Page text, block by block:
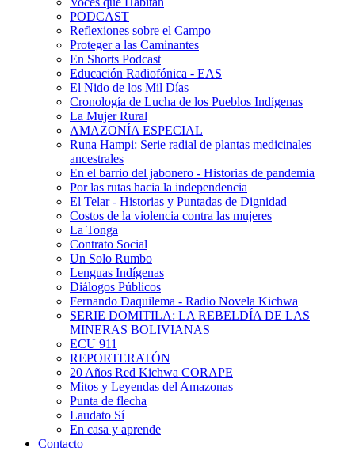
PODCAST
Reflexiones sobre el Campo
Proteger a las Caminantes
En Shorts Podcast
Educación Radiofónica - EAS
El Nido de los Mil Días
Cronología de Lucha de los Pueblos Indígenas
La Mujer Rural
AMAZONÍA ESPECIAL
Runa Hampi: Serie radial de plantas medicinales
ancestrales
En el barrio del jabonero - Historias de pandemia
Por las rutas hacia la independencia
El Telar - Historias y Puntadas de Dignidad
Costos de la violencia contra las mujeres
La Tonga
Contrato Social
Un Solo Rumbo
Lenguas Indígenas
Diálogos Públicos
Fernando Daquilema - Radio Novela Kichwa
SERIE DOMITILA: LA REBELDÍA DE LAS
MINERAS BOLIVIANAS
ECU 911
REPORTERATÓN
20 Años Red Kichwa CORAPE
Mitos y Leyendas del Amazonas
Punta de flecha
Laudato Sí
En casa y aprende
Contacto